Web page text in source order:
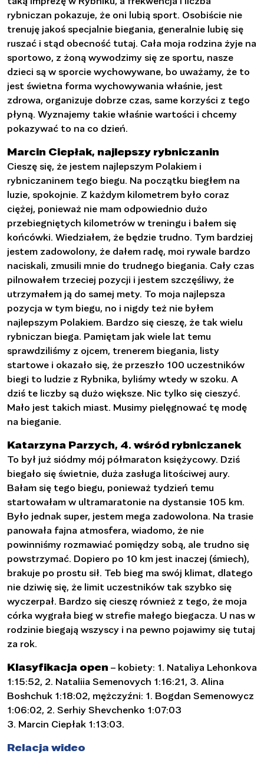
rybniczan pokazuje, że oni lubią sport. Osobiście nie
trenuję jakoś specjalnie biegania, generalnie lubię się
ruszać i stąd obecność tutaj. Cała moja rodzina żyje na
sportowo, z żoną wywodzimy się ze sportu, nasze
dzieci są w sporcie wychowywane, bo uważamy, że to
jest świetna forma wychowywania właśnie, jest
zdrowa, organizuje dobrze czas, same korzyści z tego
płyną. Wyznajemy takie właśnie wartości i chcemy
pokazywać to na co dzień.
Marcin Ciepłak, najlepszy rybniczanin
Cieszę się, że jestem najlepszym Polakiem i
rybniczaninem tego biegu. Na początku biegłem na
luzie, spokojnie. Z każdym kilometrem było coraz
ciężej, ponieważ nie mam odpowiednio dużo
przebiegniętych kilometrów w treningu i bałem się
końcówki. Wiedziałem, że będzie trudno. Tym bardziej
jestem zadowolony, że dałem radę, moi rywale bardzo
naciskali, zmusili mnie do trudnego biegania. Cały czas
pilnowałem trzeciej pozycji i jestem szczęśliwy, że
utrzymałem ją do samej mety. To moja najlepsza
pozycja w tym biegu, no i nigdy też nie byłem
najlepszym Polakiem. Bardzo się cieszę, że tak wielu
rybniczan biega. Pamiętam jak wiele lat temu
sprawdziliśmy z ojcem, trenerem biegania, listy
startowe i okazało się, że przeszło 100 uczestników
biegi to ludzie z Rybnika, byliśmy wtedy w szoku. A
dziś te liczby są dużo większe. Nic tylko się cieszyć.
Mało jest takich miast. Musimy pielęgnować tę modę
na bieganie.
Katarzyna Parzych, 4. wśród rybniczanek
To był już siódmy mój półmaraton księżycowy. Dziś
biegało się świetnie, duża zasługa litościwej aury.
Bałam się tego biegu, ponieważ tydzień temu
startowałam w ultramaratonie na dystansie 105 km.
Było jednak super, jestem mega zadowolona. Na trasie
panowała fajna atmosfera, wiadomo, że nie
powinniśmy rozmawiać pomiędzy sobą, ale trudno się
powstrzymać. Dopiero po 10 km jest inaczej (śmiech),
brakuje po prostu sił. Teb bieg ma swój klimat, dlatego
nie dziwię się, że limit uczestników tak szybko się
wyczerpał. Bardzo się cieszę również z tego, że moja
córka wygrała bieg w strefie małego biegacza. U nas w
rodzinie biegają wszyscy i na pewno pojawimy się tutaj
za rok.
Klasyfikacja open – kobiety: 1. Nataliya Lehonkova
1:15:52, 2. Nataliia Semenovych 1:16:21, 3. Alina
Boshchuk 1:18:02, mężczyźni: 1. Bogdan Semenowycz
1:06:02, 2. Serhiy Shevchenko 1:07:03
3. Marcin Ciepłak 1:13:03.
Relacja wideo